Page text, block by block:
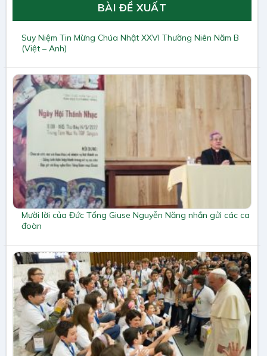
BÀI ĐỀ XUẤT
Suy Niệm Tin Mừng Chúa Nhật XXVI Thường Niên Năm B
(Việt – Anh)
Mười lời của Đức Tổng Giuse Nguyễn Năng nhắn gửi các ca
đoàn